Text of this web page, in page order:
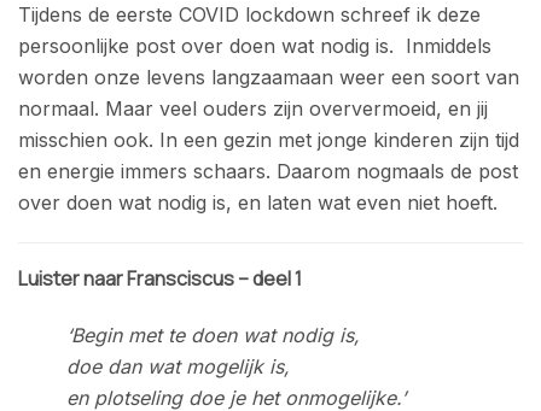
Tijdens de eerste COVID lockdown schreef ik deze
persoonlijke post over doen wat nodig is. Inmiddels
worden onze levens langzaamaan weer een soort van
normaal. Maar veel ouders zijn oververmoeid, en jij
misschien ook. In een gezin met jonge kinderen zijn tijd
en energie immers schaars. Daarom nogmaals de post
over doen wat nodig is, en laten wat even niet hoeft.
Luister naar Fransciscus – deel 1
‘Begin met te doen wat nodig is,
doe dan wat mogelijk is,
en plotseling doe je het onmogelijke.’